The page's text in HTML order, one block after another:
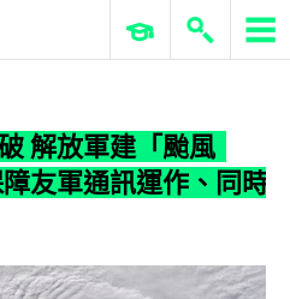
ERP 與商業 AI
解放軍建「颱風
友軍通訊運作、同時